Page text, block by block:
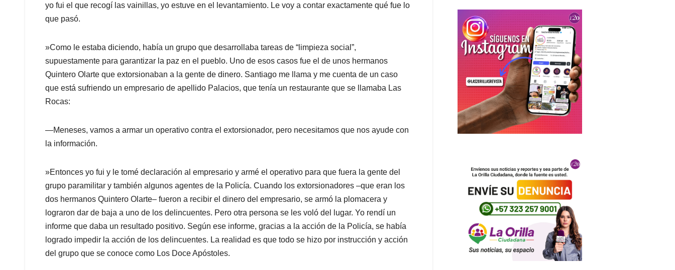
yo fui el que recogí las vainillas, yo estuve en el levantamiento. Le voy a contar exactamente qué fue lo
que pasó.
»Como le estaba diciendo, había un grupo que desarrollaba tareas de “limpieza social”,
supuestamente para garantizar la paz en el pueblo. Uno de esos casos fue el de unos hermanos
Quintero Olarte que extorsionaban a la gente de dinero. Santiago me llama y me cuenta de un caso
que está sufriendo un empresario de apellido Palacios, que tenía un restaurante que se llamaba Las
Rocas:
—Meneses, vamos a armar un operativo contra el extorsionador, pero necesitamos que nos ayude con
la información.
»Entonces yo fui y le tomé declaración al empre­sario y armé el operativo para que fuera la gente del
grupo paramilitar y también algunos agentes de la Policía. Cuando los extorsionadores –que eran los
dos hermanos Quintero Olarte– fueron a recibir el dinero del empresario, se armó la plomacera y
lograron dar de baja a uno de los delincuentes. Pero otra persona se les voló del lugar. Yo rendí un
informe que daba un resultado positivo. Según ese informe, gracias a la acción de la Policía, se había
logrado impedir la acción de los delincuentes. La realidad es que todo se hizo por instrucción y acción
del grupo que se conoce como Los Doce Apóstoles.